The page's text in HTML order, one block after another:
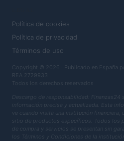
Política de cookies
Política de privacidad
Términos de uso
Copyright © 2026 · Publicado en España
REA 2729933
Todos los derechos reservados
Descargo de responsabilidad: Finanzas24
información precisa y actualizada. Esta
ve cuando visita una institución financiera,
sitio de productos específicos. Todos los
de compra y servicios se presentan sin
los Términos y Condiciones de la